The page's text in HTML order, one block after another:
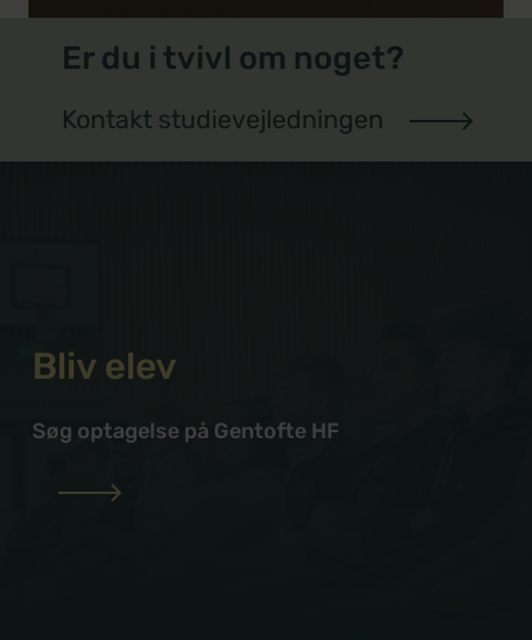
Er du i tvivl om noget?
Kontakt studievejledningen
Bliv elev
Søg optagelse på Gentofte HF
Bliv elev